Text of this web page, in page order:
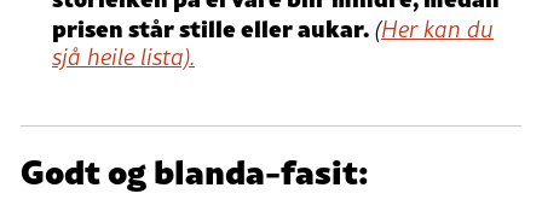
prisen står stille eller aukar.(Her kan du
sjå heile lista).
Godt og blanda-fasit: